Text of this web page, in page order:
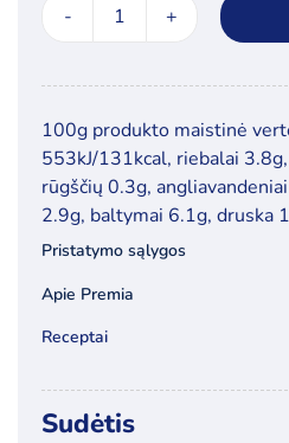
produkto
Krabų
(22%
surimio),
5kg
100g produkto maistinė
553kJ/131kcal, riebalai
rūgščių 0.3g,
2.9g, baltymai 6.1g, druska
Pristatymo sąlygos
Apie Premia
Receptai
Sudėtis